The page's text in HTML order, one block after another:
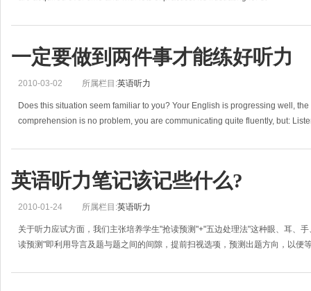
一定要做到两件事才能练好听力
2010-03-02 所属栏目:英语听力
Does this situation seem familiar to you? Your English is progressing well,
comprehension is no problem, you are communicating quite fluently, but:
英语听力笔记该记些什么?
2010-01-24 所属栏目:英语听力
关于听力应试方面，我们主张培养学生"抢读预测"+"五边处理法"这种眼、耳、
读预测"即利用导言及题与题之间的间隙，提前扫视选项，预测出题方向，以便